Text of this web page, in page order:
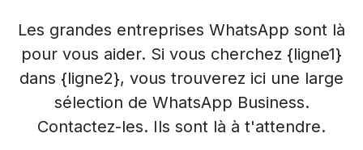
Les grandes entreprises WhatsApp sont là
pour vous aider. Si vous cherchez {ligne1}
dans {ligne2}, vous trouverez ici une large
sélection de WhatsApp Business.
Contactez-les. Ils sont là à t'attendre.